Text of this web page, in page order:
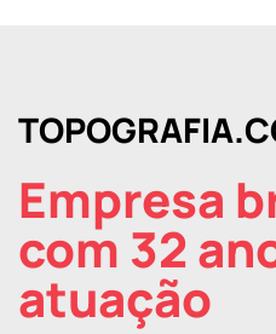
Empresa
com 32
atuação